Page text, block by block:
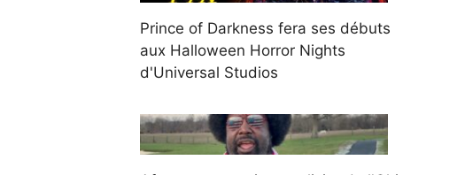
Prince of Darkness fera ses débuts
aux Halloween Horror Nights
d'Universal Studios